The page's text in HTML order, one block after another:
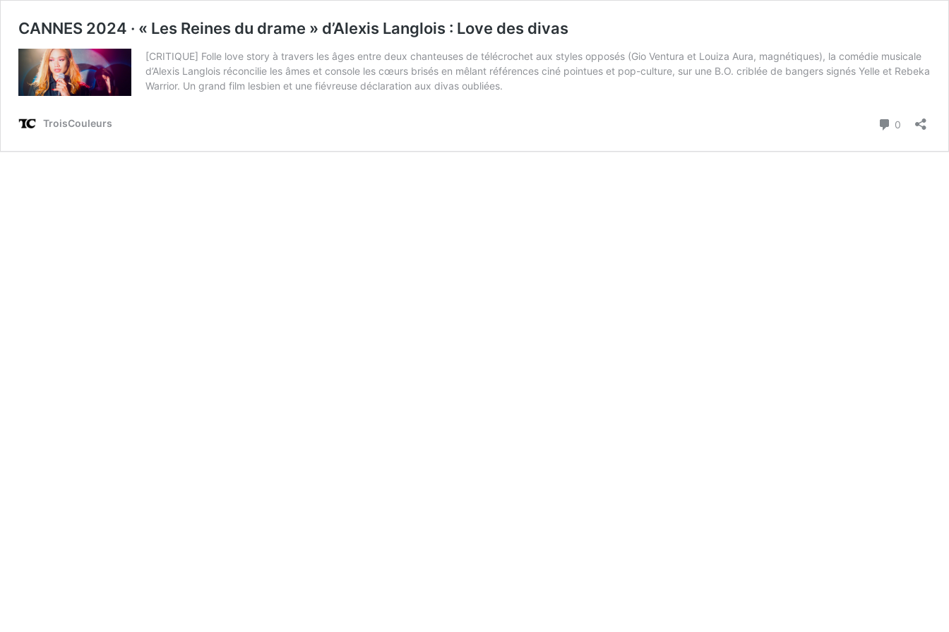
CANNES 2024 · « Les Reines du drame » d’Alexis Langlois : Love des divas
[CRITIQUE] Folle love story à travers les âges entre deux chanteuses de télécrochet aux styles opposés (Gio Ventura et Louiza Aura, magnétiques), la comédie musicale
d’Alexis Langlois réconcilie les âmes et console les cœurs brisés en mêlant références ciné pointues et pop-culture, sur une B.O. criblée de bangers signés Yelle et Rebeka
Warrior. Un grand film lesbien et une fiévreuse déclaration aux divas oubliées.
TroisCouleurs 0